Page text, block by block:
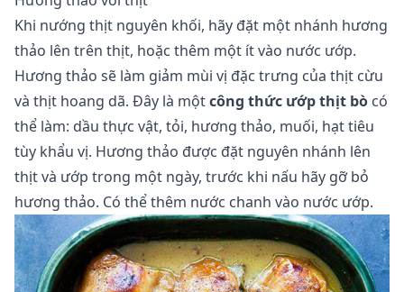
Khi nướng thịt nguyên khối, hãy đặt một nhánh hương
thảo lên trên thịt, hoặc thêm một ít vào nước ướp.
Hương thảo sẽ làm giảm mùi vị đặc trưng của thịt cừu
và thịt hoang dã. Đây là mộtcông thức ướp thịt bò có
thể làm: dầu thực vật, tỏi, hương thảo, muối, hạt tiêu
tùy khẩu vị. Hương thảo được đặt nguyên nhánh lên
thịt và ướp trong một ngày, trước khi nấu hãy gỡ bỏ
hương thảo. Có thể thêm nước chanh vào nước ướp.